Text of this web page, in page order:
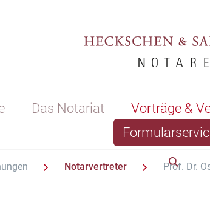
Das Notariat Vorträge &
Notarvertreter Prof. Dr.